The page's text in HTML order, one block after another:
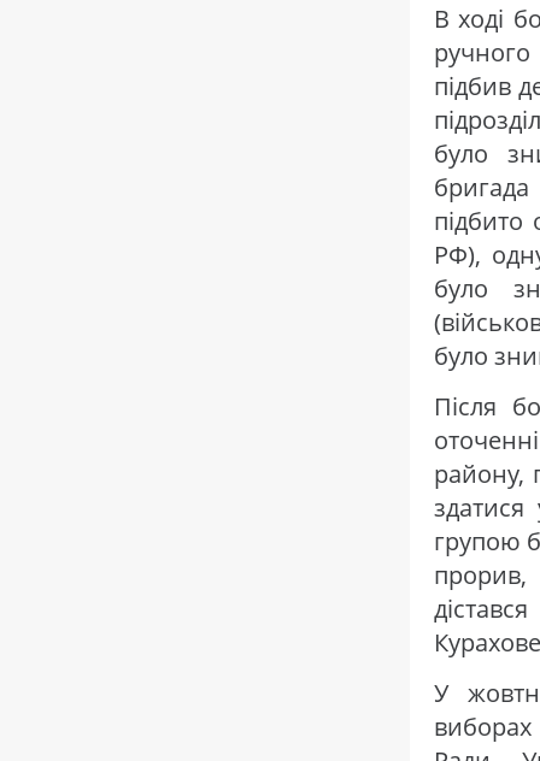
В ході
підбив
було
РФ),
було
було
Після
району,
групою
У